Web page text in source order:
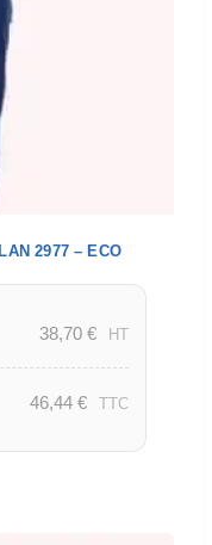
2977 – ECO
38,70 € HT
46,44 € TTC